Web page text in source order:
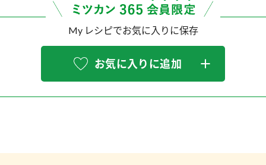
My レシピでお気に入りに保存
お気に入りに追加